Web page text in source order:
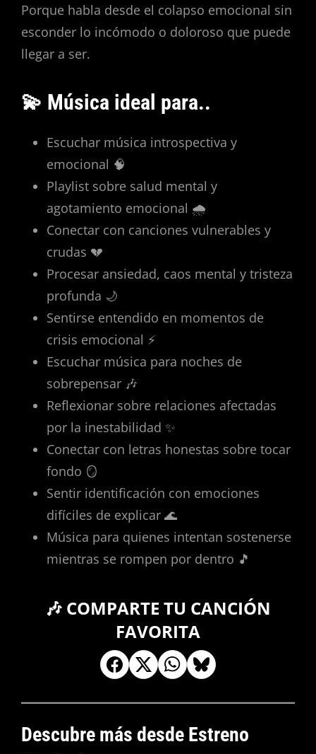
Porque habla desde el colapso emocional sin
esconder lo incómodo o doloroso que puede
llegar a ser.
💫 Música ideal para..
Escuchar música introspectiva y
emocional 🧠
Playlist sobre salud mental y
agotamiento emocional 🌧️
Conectar con canciones vulnerables y
crudas 💔
Procesar ansiedad, caos mental y tristeza
profunda 🌙
Sentirse entendido en momentos de
crisis emocional ⚡
Escuchar música para noches de
sobrepensar 🎶
Reflexionar sobre relaciones afectadas
por la inestabilidad ✨
Conectar con letras honestas sobre tocar
fondo 🪞
Sentir identificación con emociones
difíciles de explicar 🌊
Música para quienes intentan sostenerse
mientras se rompen por dentro 🎵
🎶 COMPARTE TU CANCIÓN
FAVORITA
Descubre más desde Estreno